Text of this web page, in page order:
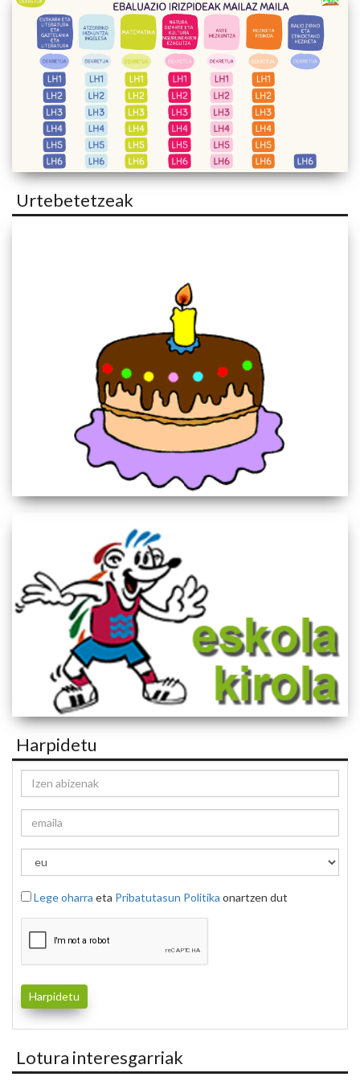
Urtebetetzeak
Harpidetu
Lege oharra eta Pribatutasun Politika onartzen dut
Lotura interesgarriak